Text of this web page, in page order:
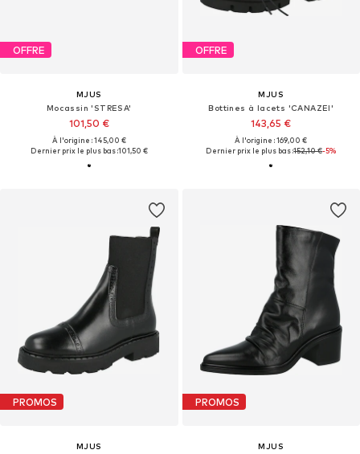
OFFRE
MJUS
Mocassin 'STRESA'
101,50 €
À l'origine : 145,00 €
Dernier prix le plus bas :101,50 €
OFFRE
MJUS
Bottines à lacets 'CANAZEI'
143,65 €
À l'origine : 169,00 €
Dernier prix le plus bas :152,10 €-5%
PROMOS
MJUS
PROMOS
MJUS